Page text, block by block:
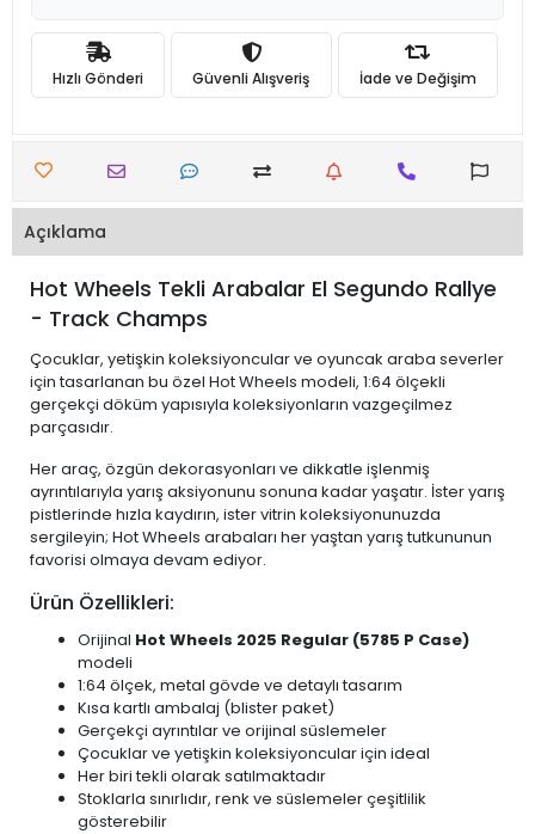
Hızlı Gönderi Güvenli Alışveriş İade ve Değişim
Açıklama
Hot Wheels Tekli Arabalar El Segundo Rallye
- Track Champs
Çocuklar, yetişkin koleksiyoncular ve oyuncak araba severler
için tasarlanan bu özel Hot Wheels modeli, 1:64 ölçekli
gerçekçi döküm yapısıyla koleksiyonların vazgeçilmez
parçasıdır.
Her araç, özgün dekorasyonları ve dikkatle işlenmiş
ayrıntılarıyla yarış aksiyonunu sonuna kadar yaşatır. İster yarış
pistlerinde hızla kaydırın, ister vitrin koleksiyonunuzda
sergileyin; Hot Wheels arabaları her yaştan yarış tutkununun
favorisi olmaya devam ediyor.
Ürün Özellikleri:
Orijinal Hot Wheels 2025 Regular (5785 P Case)
modeli
1:64 ölçek, metal gövde ve detaylı tasarım
Kısa kartlı ambalaj (blister paket)
Gerçekçi ayrıntılar ve orijinal süslemeler
Çocuklar ve yetişkin koleksiyoncular için ideal
Her biri tekli olarak satılmaktadır
Stoklarla sınırlıdır, renk ve süslemeler çeşitlilik
gösterebilir